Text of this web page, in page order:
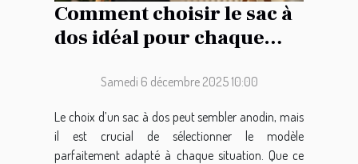
Comment choisir le sac à
dos idéal pour chaque
Samedi 6 décembre 2025 10:00
Le choix d’un sac à dos peut sembler anodin, mais
il est crucial de sélectionner le modèle
parfaitement adapté à chaque situation. Que ce